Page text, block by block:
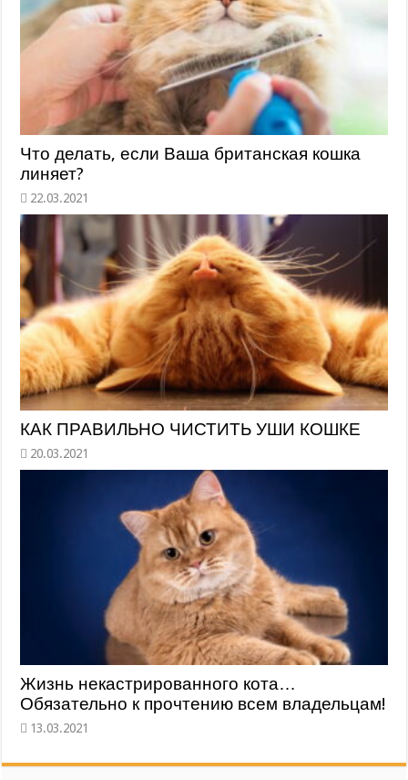
Что делать, если Ваша британская кошка
линяет?
КАК ПРАВИЛЬНО ЧИСТИТЬ УШИ КОШКЕ
Жизнь некастрированного кота…
Обязательно к прочтению всем владельцам!